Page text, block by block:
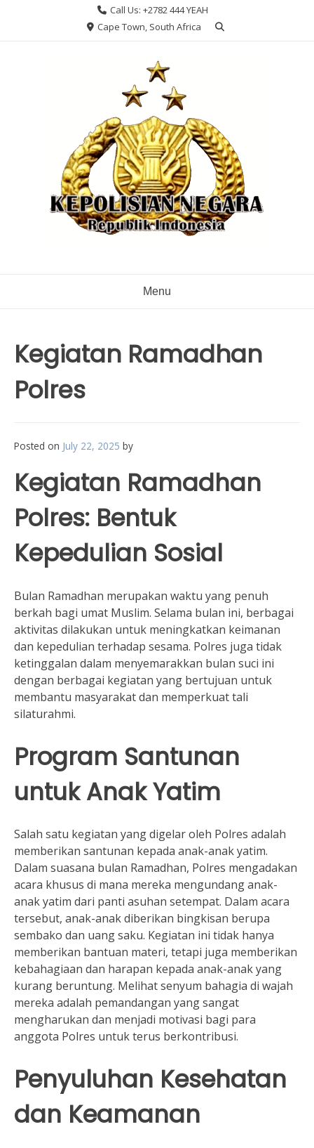
Call Us: +2782 444 YEAH
Cape Town, South Africa
Menu
Kegiatan Ramadhan
Polres
Posted on July 22, 2025 by
Kegiatan Ramadhan
Polres: Bentuk
Kepedulian Sosial
Bulan Ramadhan merupakan waktu yang penuh
berkah bagi umat Muslim. Selama bulan ini, berbagai
aktivitas dilakukan untuk meningkatkan keimanan
dan kepedulian terhadap sesama. Polres juga tidak
ketinggalan dalam menyemarakkan bulan suci ini
dengan berbagai kegiatan yang bertujuan untuk
membantu masyarakat dan memperkuat tali
silaturahmi.
Program Santunan
untuk Anak Yatim
Salah satu kegiatan yang digelar oleh Polres adalah
memberikan santunan kepada anak-anak yatim.
Dalam suasana bulan Ramadhan, Polres mengadakan
acara khusus di mana mereka mengundang anak-
anak yatim dari panti asuhan setempat. Dalam acara
tersebut, anak-anak diberikan bingkisan berupa
sembako dan uang saku. Kegiatan ini tidak hanya
memberikan bantuan materi, tetapi juga memberikan
kebahagiaan dan harapan kepada anak-anak yang
kurang beruntung. Melihat senyum bahagia di wajah
mereka adalah pemandangan yang sangat
mengharukan dan menjadi motivasi bagi para
anggota Polres untuk terus berkontribusi.
Penyuluhan Kesehatan
dan Keamanan